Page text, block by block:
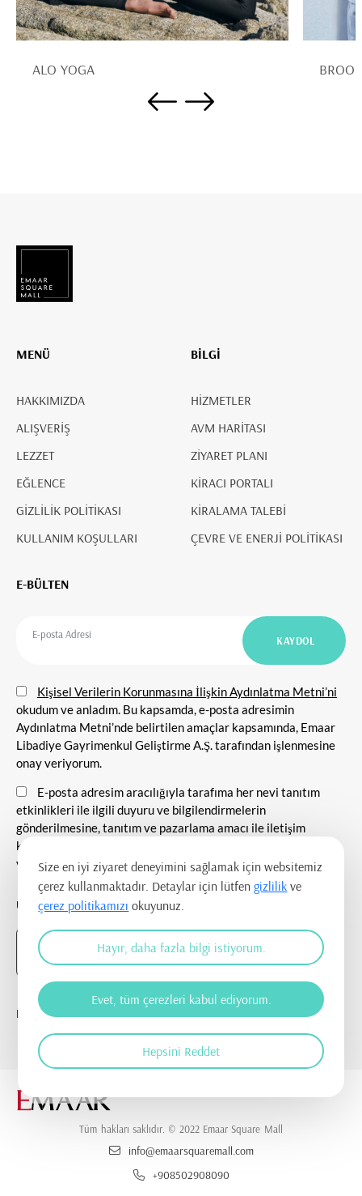
ALO YOGA
MENÜ
HAKKIMIZDA
ALIŞVERİŞ
LEZZET
EĞLENCE
GİZLİLİK POLİTİKASI
KULLANIM KOŞULLARI
BİLGİ
HİZMETLER
AVM HARİTASI
ZİYARET PLANI
KİRACI PORTALI
KİRALAMA TALEBİ
ÇEVRE VE ENERJİ POLİTİKASI
E-BÜLTEN
Kişisel Verilerin Korunmasına İlişkin Aydınlatma Metni’ni
okudum ve anladım. Bu kapsamda, e-posta adresimin
Aydınlatma Metni’nde belirtilen amaçlar kapsamında, Emaar
Libadiye Gayrimenkul Geliştirme A.Ş. tarafından işlenmesine
onay veriyorum.
E-posta adresim aracılığıyla tarafıma her nevi tanıtım
etkinlikleri ile ilgili duyuru ve bilgilendirmelerin
gönderilmesine, tanıtım ve pazarlama amacı ile iletişim
kurulmasına ve ticari elektronik ileti gönderilmesine onay
veriyorum.
UYGULAMAYI İNDİR
BİZİ TAKİP EDİN
Tüm hakları saklıdır. © 2022 Emaar Square Mall
info@emaarsquaremall.com
+908502908090
Size en iyi ziyaret deneyimini sağlamak için websitemiz
çerez kullanmaktadır. Detaylar için lütfengizlilik ve
çerez politikamızı okuyunuz.
Hayır, daha fazla bilgi istiyorum.
Evet, tüm çerezleri kabul ediyorum.
Hepsini Reddet